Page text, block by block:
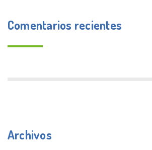
Comentarios recientes
Archivos